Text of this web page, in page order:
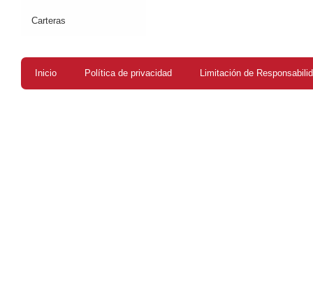
Carteras
Inicio Política de privacidad Limitación de